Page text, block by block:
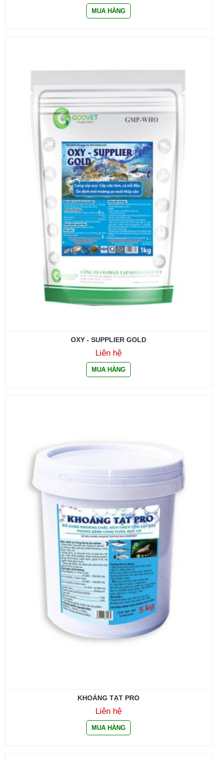
OXY - SUPPLIER GOLD
Liên hệ
KHOÁNG TẠT PRO
Liên hệ